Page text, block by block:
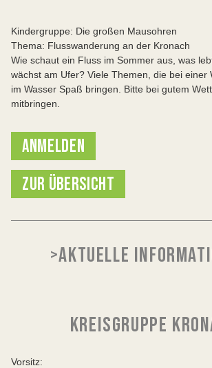
Kindergruppe: Die großen Mausohren
Thema: Flusswanderung an der Kronach
Wie schaut ein Fluss im Sommer aus, was
wächst am Ufer? Viele Themen, die bei einer
im Wasser Spaß bringen. Bitte bei gutem
mitbringen.
ANMELDEN
ZUR ÜBERSICHT
>AKTUELLE
KREISGRUPPE
Vorsitz: